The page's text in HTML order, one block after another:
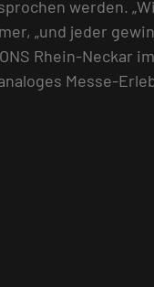
werden.
„und jeder
Rhein-Neckar
Messe-